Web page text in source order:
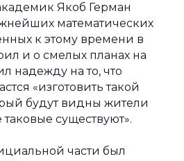
Якоб Герман
математических
к этому времени в
и о смелых планах на
надежду на то, что
«изготовить такой
будут видны жители
существуют».
части был